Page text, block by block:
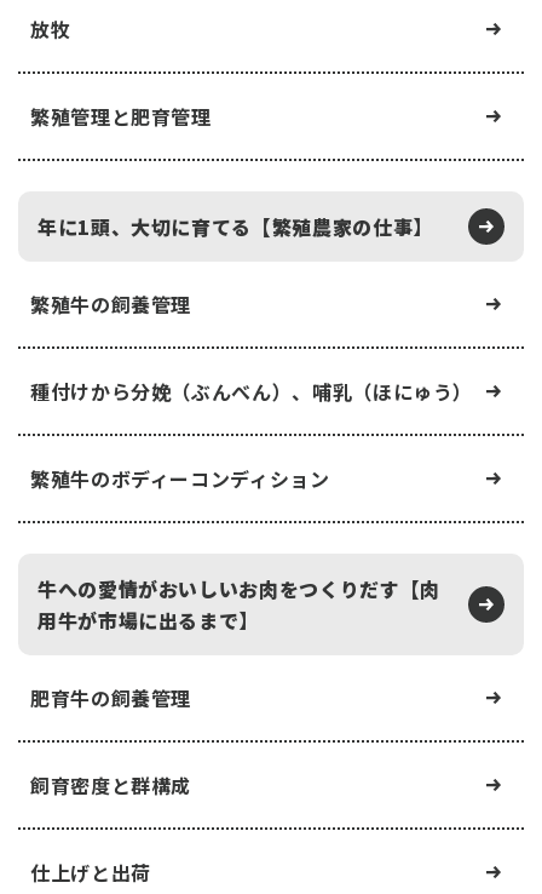
放牧
繁殖管理と肥育管理
年に1頭、大切に育てる【繁殖農家の仕事】
繁殖牛の飼養管理
種付けから分娩（ぶんべん）、哺乳（ほにゅう）
繁殖牛のボディーコンディション
牛への愛情がおいしいお肉をつくりだす【肉
用牛が市場に出るまで】
肥育牛の飼養管理
飼育密度と群構成
仕上げと出荷